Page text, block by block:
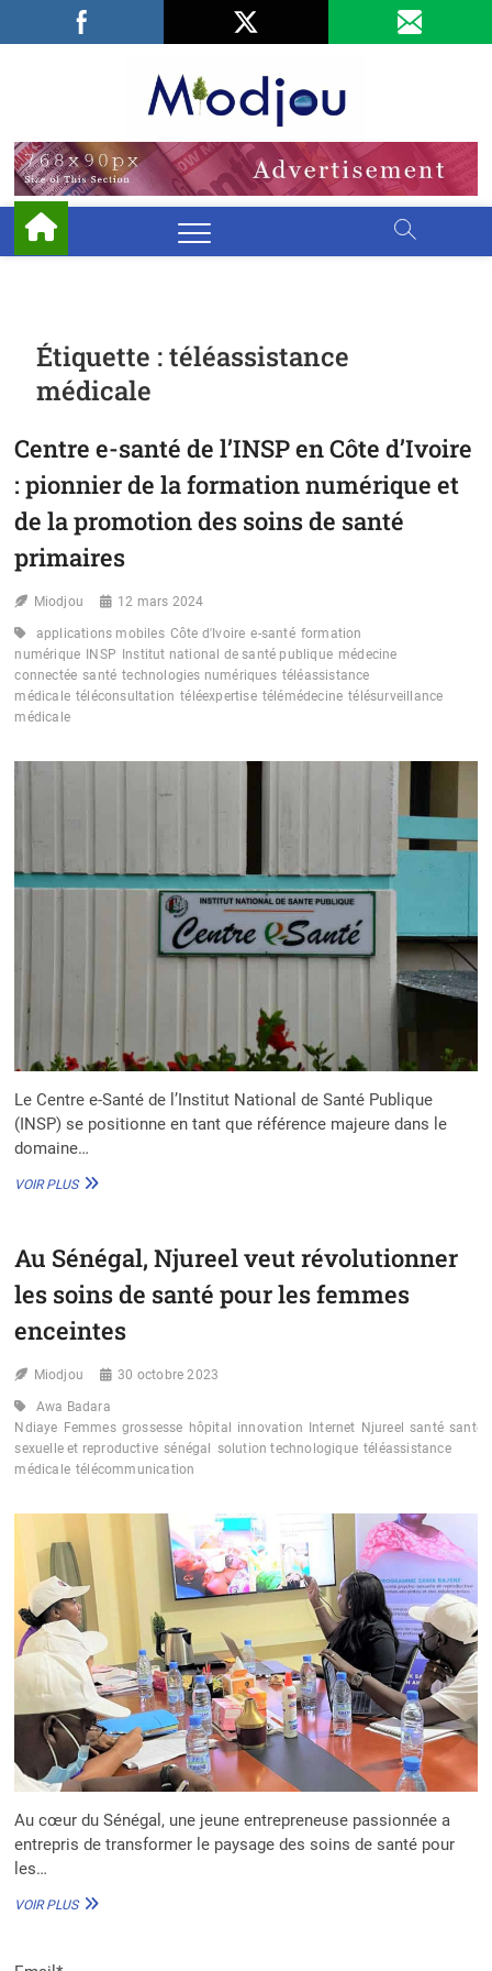
Facebook
LinkedIn
Étiquette :téléassistance
médicale
Centre e-santé de l’INSP en Côte d’Ivoire
: pionnier de la formation numérique et
de la promotion des soins de santé
primaires
Miodjou 12 mars 2024
applications mobiles Côte d'Ivoire e-santé formation
numérique
INSP Institut national de santé publique médecine
connectée santé technologies numériques téléassistance
médicale téléconsultation téléexpertise télémédecine télésurveillance
médicale
Le Centre e-Santé de l’Institut National de Santé Publique
(INSP) se positionne en tant que référence majeure dans le
domaine…
VOIR PLUSCENTRE
L’INSP
CÔTE
:
DE
NUMÉRIQUE
ET
DE
PROMOTION
DES
SOINS
DE
SANTÉ
PRIMAIRES
Au Sénégal, Njureel veut révolutionner
les soins de santé pour les femmes
enceintes
Miodjou 30 octobre 2023
Awa Badara
Ndiaye Femmes grossesse hôpital innovation Internet Njureel santé santé
sexuelle et reproductive sénégal solution technologique téléassistance
médicale télécommunication
Au cœur du Sénégal, une jeune entrepreneuse passionnée a
entrepris de transformer le paysage des soins de santé pour
les…
VOIR PLUSAU